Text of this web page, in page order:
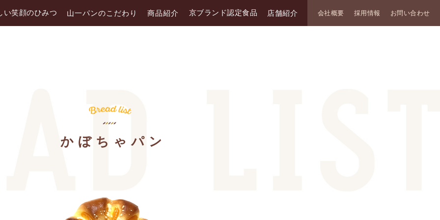
会社概要 採用情報 お問い合わせ
い笑顔のひみつ 山一パンのこだわり 商品紹介 京ブランド認定食品 店舗紹介
かぼちゃパン